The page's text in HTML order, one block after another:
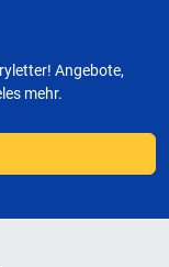
Angebote,
mehr.